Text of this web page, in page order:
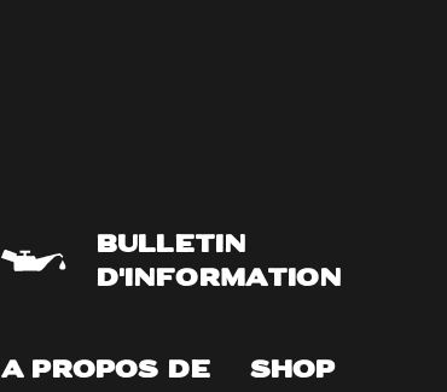
BULLETIN
D'INFORMATION
A PROPOS DE SHOP